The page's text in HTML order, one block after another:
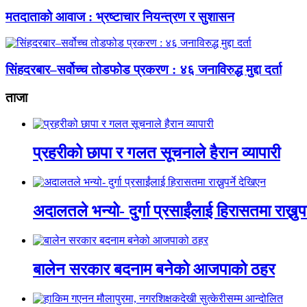
मतदाताको आवाज : भ्रष्टाचार नियन्त्रण र सुशासन
सिंहदरबार–सर्वोच्च तोडफोड प्रकरण : ४६ जनाविरुद्ध मुद्दा दर्ता
ताजा
प्रहरीको छापा र गलत सूचनाले हैरान व्यापारी
अदालतले भन्यो- दुर्गा प्रसाईंलाई हिरासतमा
बालेन सरकार बदनाम बनेको आजपाको ठहर